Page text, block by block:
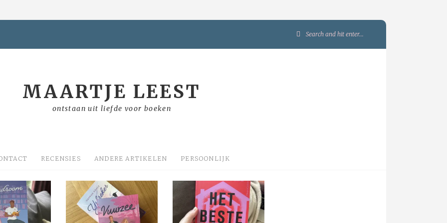
Search
MAARTJE LEEST
ontstaan uit liefde voor boeken
RECENSIES ANDERE ARTIKELEN PERSOONLIJK